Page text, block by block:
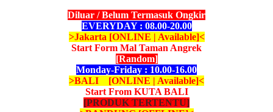
Diluar / Belum Termasuk Ongkir
EVERYDAY : 08.00-20.00
>Jakarta [ONLINE | Available]<
Start Form Mal Taman Angrek
[Random]
Monday-Friday : 10.00-16.00
>BALI [ONLINE | Available]<
Start From KUTA BALI
[PRODUK TERTENTU]